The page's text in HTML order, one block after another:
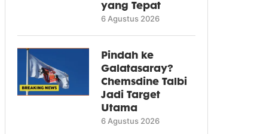
yang Tepat
6 Agustus 2026
Pindah ke
Galatasaray?
Chemsdine Talbi
Jadi Target
Utama
6 Agustus 2026